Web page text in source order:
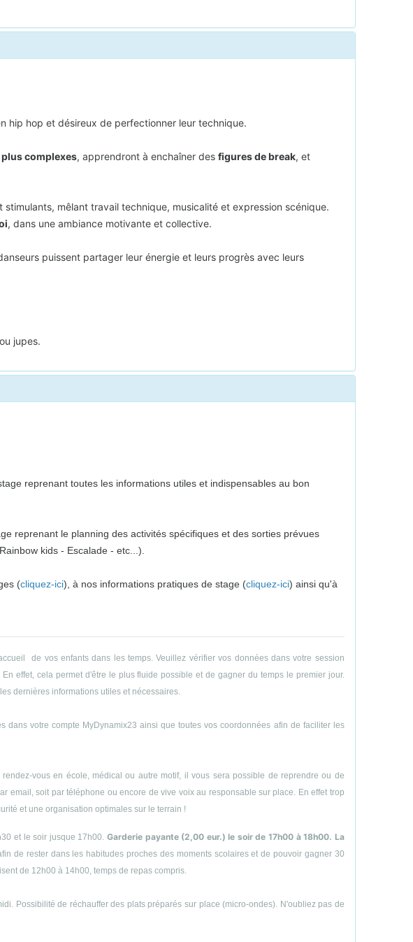
hip hop et désireux de perfectionner leur technique.
complexes, apprendront à enchaîner desfigures de break, et
mêlant travail technique, musicalité et expression scénique.
, dans une ambiance motivante et collective.
puissent partager leur énergie et leurs progrès avec leurs
jupes.
reprenant toutes les informations utiles et indispensables au bon
reprenant le planning des activités spécifiques et des sorties prévues
kids - Escalade - etc...).
(cliquez-ici), à nos informations pratiques de stage (cliquez-ici) ainsi qu'à
de vos enfants dans les temps. Veuillez vérifier vos données dans votre session
effet, cela permet d'être le plus fluide possible et de gagner du temps le premier jour.
dernières informations utiles et nécessaires.
votre compte MyDynamix23 ainsi que toutes vos coordonnées afin de faciliter les
vous en école, médical ou autre motif, il vous sera possible de reprendre ou de
email, soit par téléphone ou encore de vive voix au responsable sur place. En effet trop
et une organisation optimales sur le terrain !
et le soir jusque 17h00. Garderie payante (2,00 eur.) le soir de 17h00 à 18h00. La
de rester dans les habitudes proches des moments scolaires et de pouvoir gagner 30
de 12h00 à 14h00, temps de repas compris.
Possibilité de réchauffer des plats préparés sur place (micro-ondes). N'oubliez pas de